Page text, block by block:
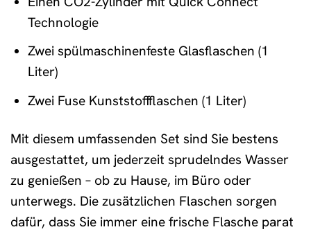
Technologie
Zwei spülmaschinenfeste Glasflaschen (1
Liter)
Zwei Fuse Kunststoffflaschen (1 Liter)
Mit diesem umfassenden Set sind Sie bestens
ausgestattet, um jederzeit sprudelndes Wasser
zu genießen – ob zu Hause, im Büro oder
unterwegs. Die zusätzlichen Flaschen sorgen
dafür, dass Sie immer eine frische Flasche parat